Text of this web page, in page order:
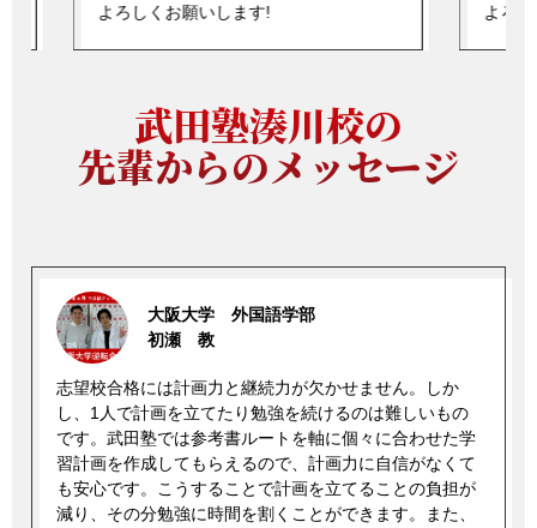
よろしくお願いします!
よろ
武田塾湊川校の
先輩からのメッセージ
大阪大学 外国語学部
初瀬 教
志望校合格には計画力と継続力が欠かせません。しか
し、1人で計画を立てたり勉強を続けるのは難しいもの
です。武田塾では参考書ルートを軸に個々に合わせた学
習計画を作成してもらえるので、計画力に自信がなくて
も安心です。こうすることで計画を立てることの負担が
減り、その分勉強に時間を割くことができます。また、